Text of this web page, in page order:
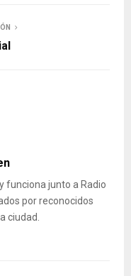
funciona junto a Radio
por reconocidos
ciudad.